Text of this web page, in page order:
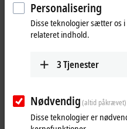
Personalisering
Disse teknologier sætter os
relateret indhold.
3Tjenester
Nødvendig(altid påkrævet)
Disse teknologier er